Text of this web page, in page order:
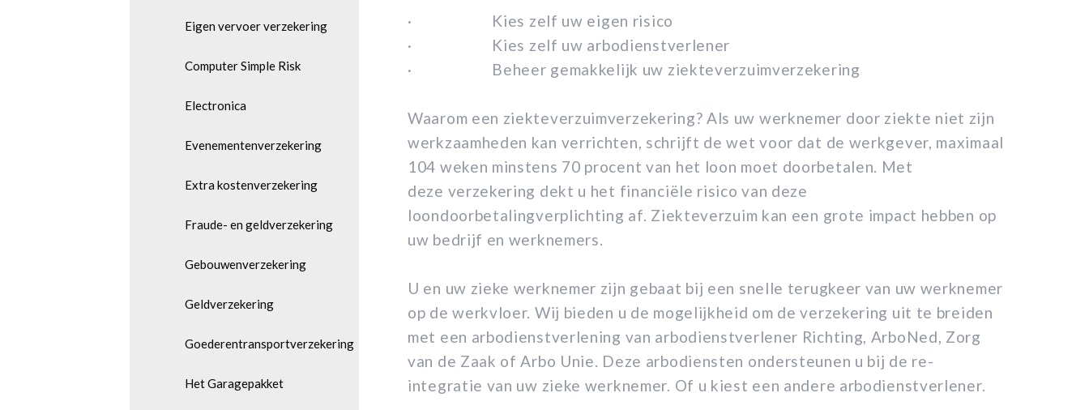
Eigen vervoer verzekering
Computer Simple Risk
Electronica
Evenementenverzekering
Extra kostenverzekering
Fraude- en geldverzekering
Gebouwenverzekering
Geldverzekering
Goederentransportverzekering
Het Garagepakket
· Kies zelf uw eigen risico
· Kies zelf uw arbodienstverlener
· Beheer gemakkelijk uw ziekteverzuimverzekering
Waarom een ziekteverzuimverzekering? Als uw werknemer door ziekte niet zijn
werkzaamheden kan verrichten, schrijft de wet voor dat de werkgever, maximaal
104 weken minstens 70 procent van het loon moet doorbetalen. Met
deze verzekering dekt u het financiële risico van deze
loondoorbetalingverplichting af. Ziekteverzuim kan een grote impact hebben op
uw bedrijf en werknemers.
U en uw zieke werknemer zijn gebaat bij een snelle terugkeer van uw werknemer
op de werkvloer. Wij bieden u de mogelijkheid om de verzekering uit te breiden
met een arbodienstverlening van arbodienstverlener Richting, ArboNed, Zorg
van de Zaak of Arbo Unie. Deze arbodiensten ondersteunen u bij de re-
integratie van uw zieke werknemer. Of u kiest een andere arbodienstverlener.